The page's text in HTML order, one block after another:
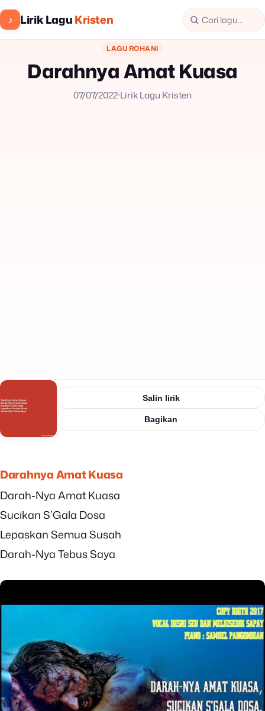
♪ Lirik LaguKristen
LAGU ROHANI
Darahnya Amat Kuasa
07/07/2022 Lirik Lagu Kristen
Salin lirik
Bagikan
Darahnya Amat Kuasa
Darah-Nya Amat Kuasa
Sucikan S’Gala Dosa
Lepaskan Semua Susah
Darah-Nya Tebus Saya